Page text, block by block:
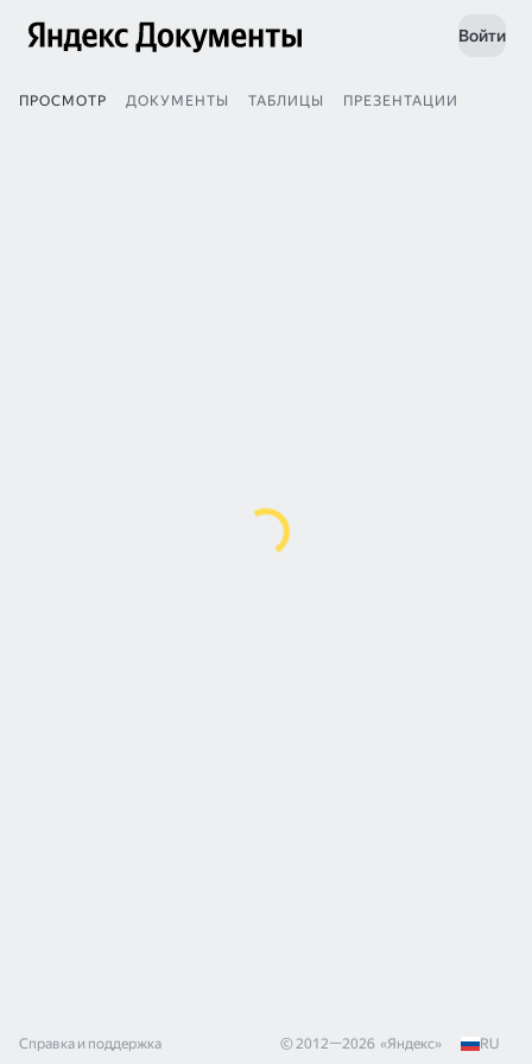
Войти
ПРОСМОТР ДОКУМЕНТЫ ТАБЛИЦЫ ПРЕЗЕНТАЦИИ
Справка и поддержка © 2012—2026 «Яндекс» RU